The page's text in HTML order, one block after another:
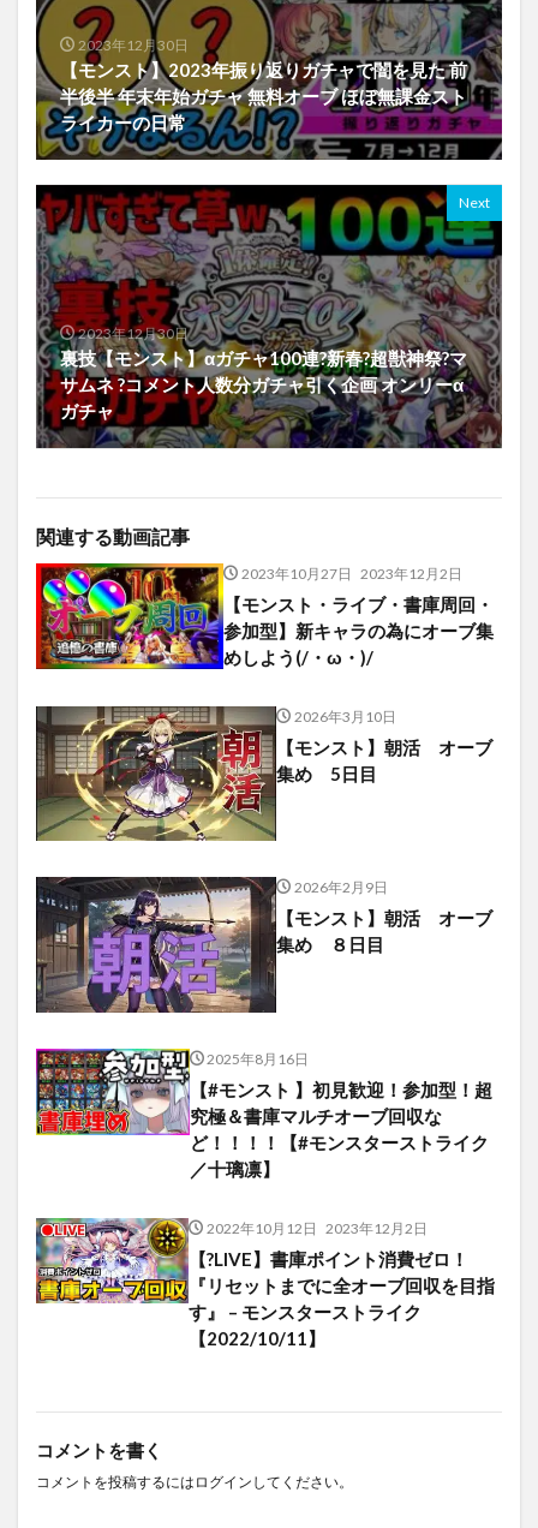
2023年12月30日
【モンスト】2023年振り返りガチャで闇を見た 前
半後半 年末年始ガチャ 無料オーブ ほぼ無課金スト
ライカーの日常
Next
2023年12月30日
裏技【モンスト】αガチャ100連?新春?超獣神祭?マ
サムネ ?コメント人数分ガチャ引く企画 オンリーα
ガチャ
関連する動画記事
2023年10月27日 2023年12月2日
【モンスト・ライブ・書庫周回・
参加型】新キャラの為にオーブ集
めしよう(/・ω・)/
2026年3月10日
【モンスト】朝活 オーブ
集め 5日目
2026年2月9日
【モンスト】朝活 オーブ
集め ８日目
2025年8月16日
【#モンスト 】初見歓迎！参加型！超
究極＆書庫マルチオーブ回収な
ど！！！！【#モンスターストライク
／十璃凛】
2022年10月12日 2023年12月2日
【?LIVE】書庫ポイント消費ゼロ！
『リセットまでに全オーブ回収を目指
す』 – モンスターストライク
【2022/10/11】
コメントを書く
コメントを投稿するには ログイン してください。